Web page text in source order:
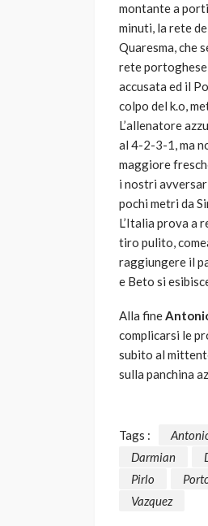
montante a
minuti, la rete
Quaresma, che
rete
accusata ed il
colpo del k.o,
L’allenatore
al 4-2-3-1, ma
maggiore
i nostri
pochi metri da
L’Italia prova a
tiro pulito,
raggiungere il
e Beto si
Alla fine
complicarsi le
subito al
sulla panchina
Tags :
Darmian
Pirlo
Vazquez